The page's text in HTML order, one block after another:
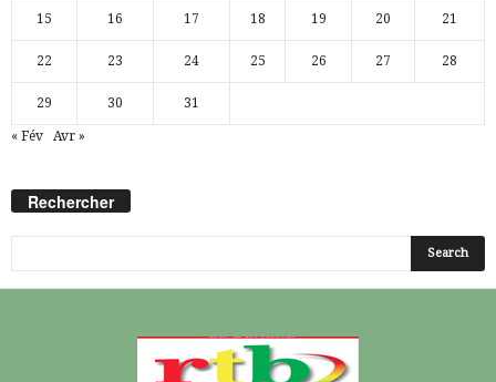
15 16 17 18 19 20 21
22 23 24 25 26 27 28
29 30 31
« Fév Avr »
Rechercher